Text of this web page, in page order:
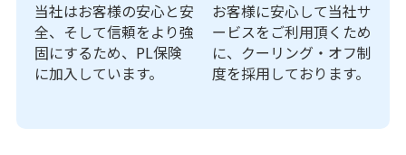
当社はお客様の安心と安
全、そして信頼をより強
固にするため、PL保険
に加入しています。
お客様に安心して当社サ
ービスをご利用頂くため
に、クーリング・オフ制
度を採用しております。